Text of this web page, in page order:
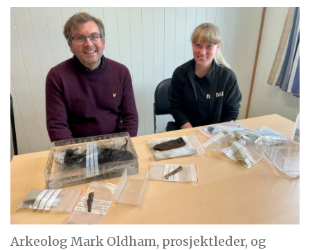
Arkeolog Mark Oldham, prosjektleder, og